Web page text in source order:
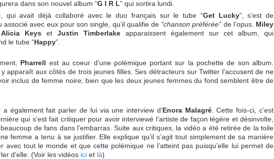
dans son nouvel album “G I R L” qui sortira lundi.
, qui avait déjà collaboré avec le duo français sur le tube “Get Lucky”, s’est de
associé avec eux pour son single, qu’il qualifie de “chanson préférée” de l’opus. Miley
Keys et Justin Timberlake apparaissent également sur cet album, qui
le tube “Happy”.
Pharrell est au coeur d’une polémique portant sur la pochette de son album.
y apparaît aux côtés de trois jeunes filles. Ses détracteurs sur Twitter l’accusent de ne
inclus de femme noire, bien que les deux jeunes femmes du fond semblent être de
a également fait parler de lui via une interview d’Enora Malagré. Cette fois-ci, c’est
qui s’est fait critiquer pour avoir interviewé l’artiste de façon légère et désinvolte,
de fans dans l’embarras. Suite aux critiques, la vidéo a été retirée de la toile
femme a tenu à se justifier. Elle explique qu’il s’agit tout simplement de sa manière
avec tout le monde et que cette polémique ne l’atteint pas puisqu’elle lui permet de
d’elle. (Voir les vidéos ici et là)